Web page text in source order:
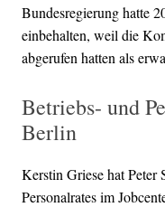
Bundesregierung hatte
einbehalten, weil die
abgerufen hatten als
Betriebs- und
Berlin
Kerstin Griese hat Peter
Personalrates im